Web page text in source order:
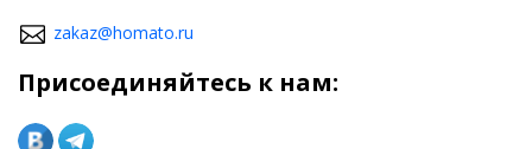
zakaz@homato.ru
Присоединяйтесь к нам: